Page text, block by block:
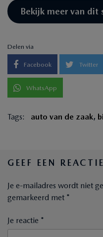
Bekijk meer van dit
Delen via
Facebook Twitter
WhatsApp
Tags: auto van de zaak,
GEEF EEN REACTIE
Je e-mailadres wordt niet
gemarkeerd met *
Je reactie *